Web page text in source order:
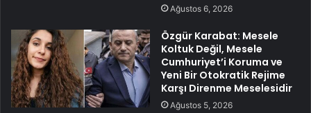
Ağustos 6, 2026
Özgür Karabat: Mesele
Koltuk Değil, Mesele
Cumhuriyet’i Koruma ve
Yeni Bir Otokratik Rejime
Karşı Direnme Meselesidir
Ağustos 5, 2026